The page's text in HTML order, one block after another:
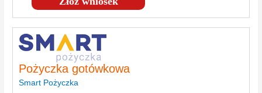
Pożyczka gotówkowa
Smart Pożyczka